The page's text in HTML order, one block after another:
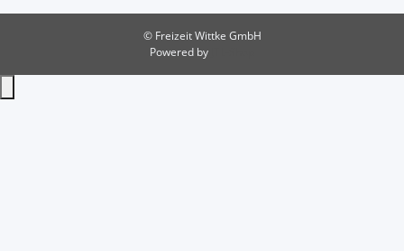
© Freizeit Wittke GmbH
Powered by